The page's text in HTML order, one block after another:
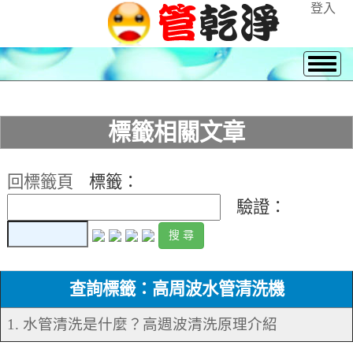
登入
標籤相關文章
回標籤頁
標籤：
驗證：
查詢標籤：高周波水管清洗機
1. 水管清洗是什麼？高週波清洗原理介紹